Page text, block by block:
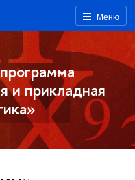
Меню
и прикладная